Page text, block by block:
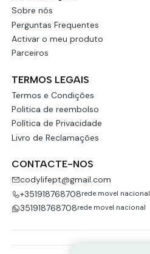
Sobre nós
Perguntas Frequentes
Activar o meu produto
Parceiros
TERMOS LEGAIS
Termos e Condições
Politica de reembolso
Política de Privacidade
Livro de Reclamações
CONTACTE-NOS
codylifept@gmail.com
+351918768708rede movel nacional
351918768708rede movel nacional